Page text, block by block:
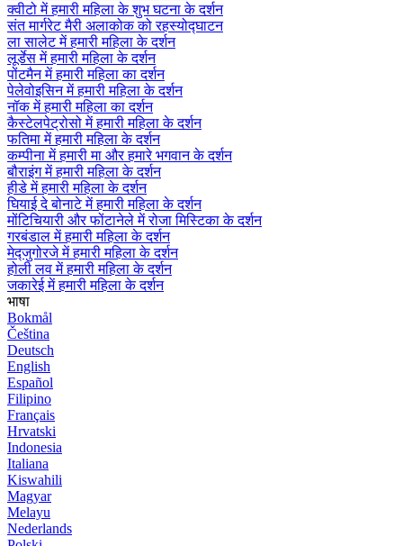
क्वीटो में हमारी महिला के शुभ घटना के दर्शन
संत मार्गरेट मैरी अलाकोक को रहस्योद्घाटन
ला सालेट में हमारी महिला के दर्शन
लूर्डेस में हमारी महिला के दर्शन
पोंटमैन में हमारी महिला का दर्शन
पेलेवोइसिन में हमारी महिला के दर्शन
नॉक में हमारी महिला का दर्शन
कैस्टेलपेट्रोसो में हमारी महिला के दर्शन
फतिमा में हमारी महिला के दर्शन
कम्पीना में हमारी मा और हमारे भगवान के दर्शन
बौराइंग में हमारी महिला के दर्शन
हीडे में हमारी महिला के दर्शन
घियाई दे बोनाटे में हमारी महिला के दर्शन
मोंटिचियारी और फोंटानेले में रोजा मिस्टिका के दर्शन
गरबंडाल में हमारी महिला के दर्शन
मेद्जुगोरजे में हमारी महिला के दर्शन
होली लव में हमारी महिला के दर्शन
जकारेई में हमारी महिला के दर्शन
भाषा
Bokmål
Čeština
Deutsch
English
Español
Filipino
Français
Hrvatski
Indonesia
Italiana
Kiswahili
Magyar
Melayu
Nederlands